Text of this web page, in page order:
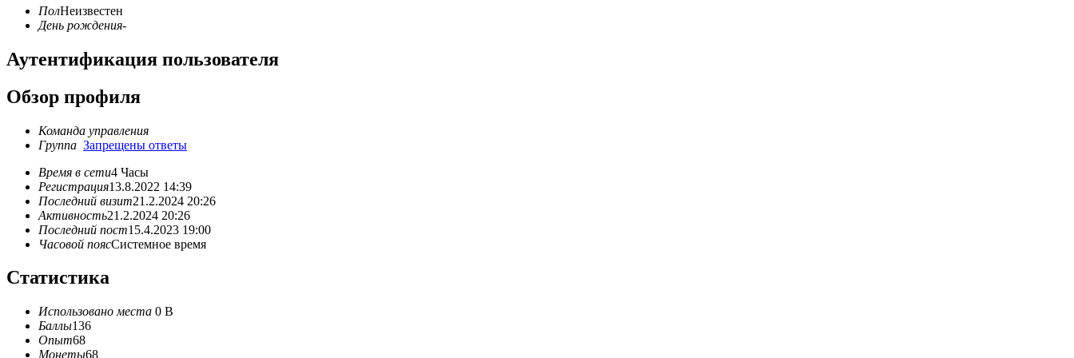
ПолНеизвестен
День рождения-
Аутентификация пользователя
Обзор профиля
Команда управления
Группа Запрещены ответы
Время в сети4 Часы
Регистрация13.8.2022 14:39
Последний визит21.2.2024 20:26
Активность21.2.2024 20:26
Последний пост15.4.2023 19:00
Часовой поясСистемное время
Статистика
Использовано места 0 B
Баллы136
Опыт68
Монеты68